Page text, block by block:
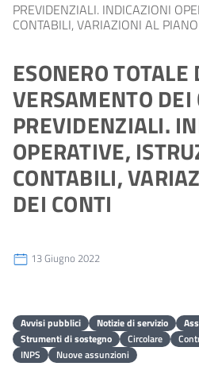
PREVIDENZIALI. INDICAZIONI
CONTABILI, VARIAZIONI AL
ESONERO TOTALE
VERSAMENTO
PREVIDENZIALI.
OPERATIVE,
CONTABILI,
DEI CONTI
13 Giugno 2022
Avvisi pubblici Notizie di servizio
Strumenti di sostegno
Circolare
INPS
Nuove assunzioni